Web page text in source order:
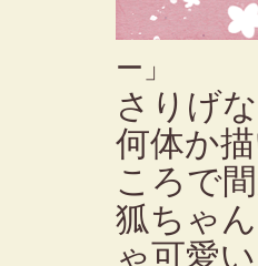
ー」
さりげ
何体か
ころで
狐ちゃ
ゃ可愛